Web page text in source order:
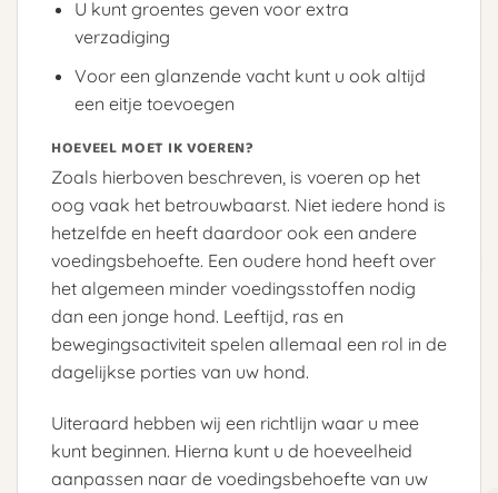
U kunt groentes geven voor extra
verzadiging
Voor een glanzende vacht kunt u ook altijd
een eitje toevoegen
HOEVEEL MOET IK VOEREN?
Zoals hierboven beschreven, is voeren op het
oog vaak het betrouwbaarst. Niet iedere hond is
hetzelfde en heeft daardoor ook een andere
voedingsbehoefte. Een oudere hond heeft over
het algemeen minder voedingsstoffen nodig
dan een jonge hond. Leeftijd, ras en
bewegingsactiviteit spelen allemaal een rol in de
dagelijkse porties van uw hond.
Uiteraard hebben wij een richtlijn waar u mee
kunt beginnen. Hierna kunt u de hoeveelheid
aanpassen naar de voedingsbehoefte van uw